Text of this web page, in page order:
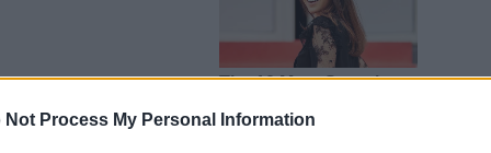
Not Process My Personal Information